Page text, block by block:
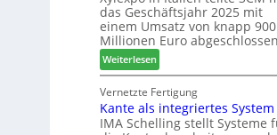
z
e
s
s
r
e
f
f
e
i
n
n
:
N
e
u
e
r
G
das Geschäftsjahr 2025 mit
einem Umsatz von knapp 900
Millionen Euro
Weiterlesen:
S
C
M
z
Vernetzte Fertigung
Kante als integriertes System
IMA Schelling stellt Systeme